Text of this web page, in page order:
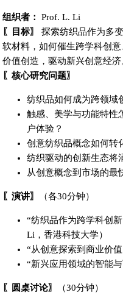
组织者：
Prof. L. Li
〖目标〗
探索纺织品作为多
软材料，如何催生跨学科创
价值创造，驱动新兴创意经济
〖核心研究问题〗
纺织品如何成为跨领域
触感、美学与功能特性
户体验？
创意纺织品概念如何转
纺织驱动的创新生态将
从创意概念到市场的最
〖演讲〗 （各30分钟）
“纺织品作为跨学科创
Li，香港科技大学）
“从创意探索到商业价
“新兴应用领域的智能
〖圆桌讨论〗
（30分钟）